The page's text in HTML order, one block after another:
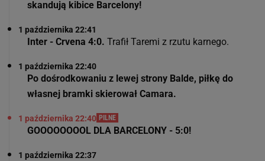
skandują kibice Barcelony!
1 października 22:41
Inter - Crvena 4:0. Trafił Taremi z rzutu karnego.
1 października 22:40
Po dośrodkowaniu z lewej strony Balde, piłkę do
własnej bramki skierował Camara.
1 października 22:40 PILNE
GOOOOOOOOL DLA BARCELONY - 5:0!
1 października 22:37